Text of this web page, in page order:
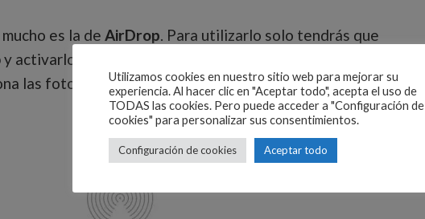
es la de AirDrop. Para utilizarlo solo tendrás que
activarlo en el iPhone mediante el centro de
las fotos que quieras compartir y envíalas a través de
Utilizamos cookies en nuestro sitio web para mejorar su
experiencia. Al hacer clic en "Aceptar todo", acepta el uso de
TODAS las cookies. Pero puede acceder a "Configuración de
cookies" para personalizar sus consentimientos.
Configuración de cookies Aceptar todo